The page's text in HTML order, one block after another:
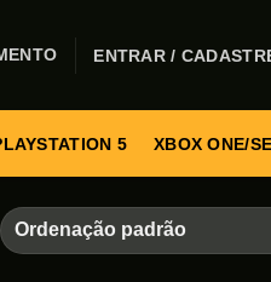
ENTRAR /
5 XBOX ONE/